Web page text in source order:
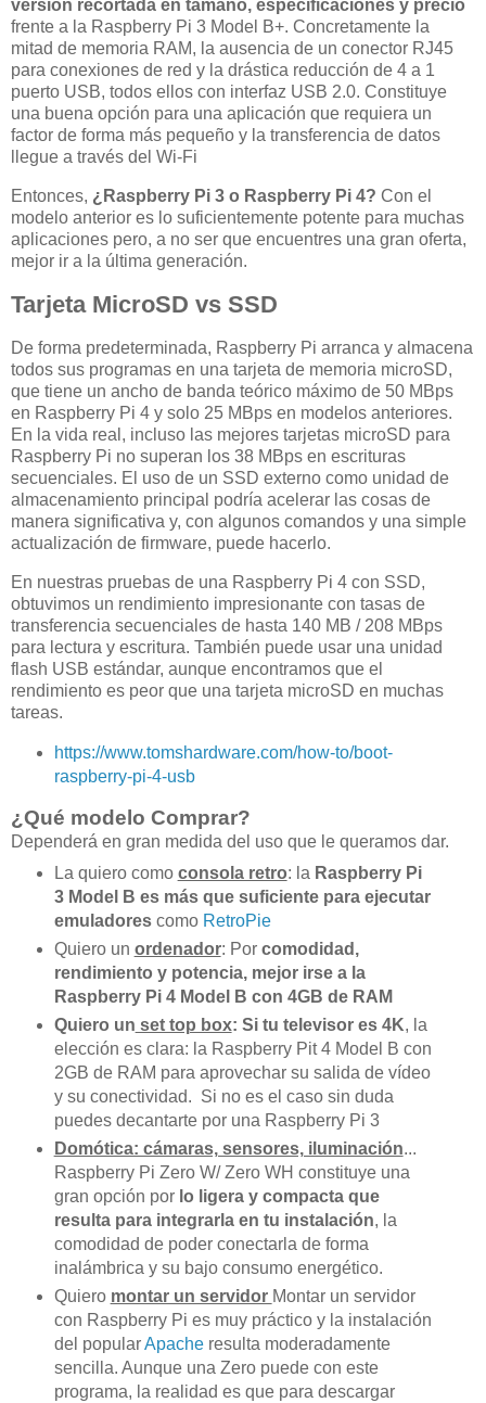
versión recortada en tamaño, especificaciones y precio
frente a la Raspberry Pi 3 Model B+. Concretamente la
mitad de memoria RAM, la ausencia de un conector RJ45
para conexiones de red y la drástica reducción de 4 a 1
puerto USB, todos ellos con interfaz USB 2.0. Constituye
una buena opción para una aplicación que requiera un
factor de forma más pequeño y la transferencia de datos
llegue a través del Wi-Fi
Entonces, ¿Raspberry Pi 3 o Raspberry Pi 4? Con el
modelo anterior es lo suficientemente potente para muchas
aplicaciones pero, a no ser que encuentres una gran oferta,
mejor ir a la última generación.
Tarjeta MicroSD vs SSD
De forma predeterminada, Raspberry Pi arranca y almacena
todos sus programas en una tarjeta de memoria microSD,
que tiene un ancho de banda teórico máximo de 50 MBps
en Raspberry Pi 4 y solo 25 MBps en modelos anteriores.
En la vida real, incluso las mejores tarjetas microSD para
Raspberry Pi no superan los 38 MBps en escrituras
secuenciales. El uso de un SSD externo como unidad de
almacenamiento principal podría acelerar las cosas de
manera significativa y, con algunos comandos y una simple
actualización de firmware, puede hacerlo.
En nuestras pruebas de una Raspberry Pi 4 con SSD,
obtuvimos un rendimiento impresionante con tasas de
transferencia secuenciales de hasta 140 MB / 208 MBps
para lectura y escritura. También puede usar una unidad
flash USB estándar, aunque encontramos que el
rendimiento es peor que una tarjeta microSD en muchas
tareas.
https://www.tomshardware.com/how-to/boot-
raspberry-pi-4-usb
¿Qué modelo Comprar?
Dependerá en gran medida del uso que le queramos dar.
La quiero como consola retro: la Raspberry Pi
3 Model B es más que suficiente para ejecutar
emuladorescomo RetroPie
Quiero un ordenador: Por comodidad,
rendimiento y potencia, mejor irse a la
Raspberry Pi 4 Model B con 4GB de RAM
Quiero un set top box: Si tu televisor es 4K, la
elección es clara: la Raspberry Pit 4 Model B con
2GB de RAM para aprovechar su salida de vídeo
y su conectividad. Si no es el caso sin duda
puedes decantarte por una Raspberry Pi 3
Domótica: cámaras, sensores, iluminación...
Raspberry Pi Zero W/ Zero WH constituye una
gran opción por lo ligera y compacta que
resulta para integrarla en tu instalación, la
comodidad de poder conectarla de forma
inalámbrica y su bajo consumo energético.
Quiero montar un servidor Montar un servidor
con Raspberry Pi es muy práctico y la instalación
del popularApacheresulta moderadamente
sencilla. Aunque una Zero puede con este
programa, la realidad es que para descargar